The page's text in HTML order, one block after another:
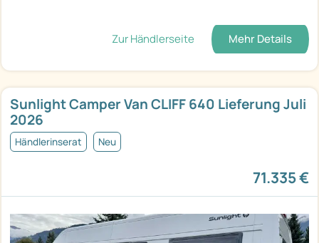
Zur Händlerseite Mehr Details
Sunlight Camper Van CLIFF 640 Lieferung Juli
2026
Händlerinserat Neu
71.335 €